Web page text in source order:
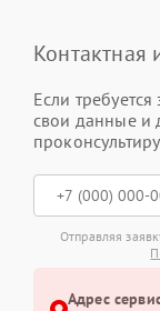
Если требуется
свои данные и
Отправляя
Адрес